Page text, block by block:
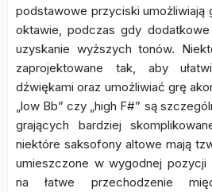
podstawowe przyciski umożliwiają
oktawie, podczas gdy
uzyskanie wyższych tonów.
zaprojektowane tak, aby
dźwiękami oraz umożliwiać grę
„low Bb” czy „high F#” są
grających bardziej
niektóre saksofony altowe mają
umieszczone w wygodnej
na łatwe przechodzenie